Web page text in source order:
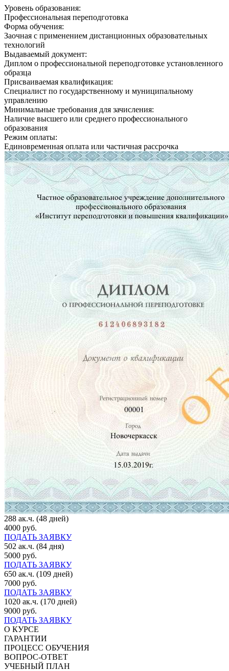
Уровень образования:
Профессиональная переподготовка
Форма обучения:
Заочная с применением дистанционных образовательных
технологий
Выдаваемый документ:
Диплом о профессиональной переподготовке установленного
образца
Присваиваемая квалификация:
Специалист по государственному и муниципальному
управлению
Минимальные требования для зачисления:
Наличие высшего или среднего профессионального
образования
Режим оплаты:
Единовременная оплата или частичная рассрочка
288 ак.ч. (48 дней)
4000 руб.
ПОДАТЬ ЗАЯВКУ
502 ак.ч. (84 дня)
5000 руб.
ПОДАТЬ ЗАЯВКУ
650 ак.ч. (109 дней)
7000 руб.
ПОДАТЬ ЗАЯВКУ
1020 ак.ч. (170 дней)
9000 руб.
ПОДАТЬ ЗАЯВКУ
О КУРСЕ
ГАРАНТИИ
ПРОЦЕСС ОБУЧЕНИЯ
ВОПРОС-ОТВЕТ
УЧЕБНЫЙ ПЛАН